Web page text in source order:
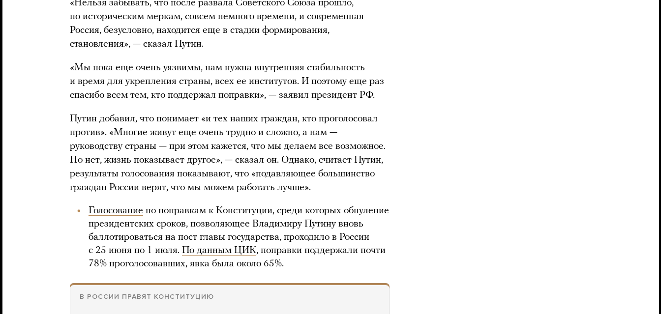
«Нельзя забывать, что после развала Советского Союза прошло,
по историческим меркам, совсем немного времени, и современная
Россия, безусловно, находится еще в стадии формирования,
становления», — сказал Путин.
«Мы пока еще очень уязвимы, нам нужна внутренняя стабильность
и время для укрепления страны, всех ее институтов. И поэтому еще раз
спасибо всем тем, кто поддержал поправки», — заявил президент РФ.
Путин добавил, что понимает «и тех наших граждан, кто проголосовал
против». «Многие живут еще очень трудно и сложно, а нам —
руководству страны — при этом кажется, что мы делаем все возможное.
Но нет, жизнь показывает другое», — сказал он. Однако, считает Путин,
результаты голосования показывают, что «подавляющее большинство
граждан России верят, что мы можем работать лучше».
Голосование по поправкам к Конституции, среди которых обнуление
президентских сроков, позволяющее Владимиру Путину вновь
баллотироваться на пост главы государства, проходило в России
с 25 июня по 1 июля. По данным ЦИК, поправки поддержали почти
78% проголосовавших, явка была около 65%.
В РОССИИ ПРАВЯТ КОНСТИТУЦИЮ